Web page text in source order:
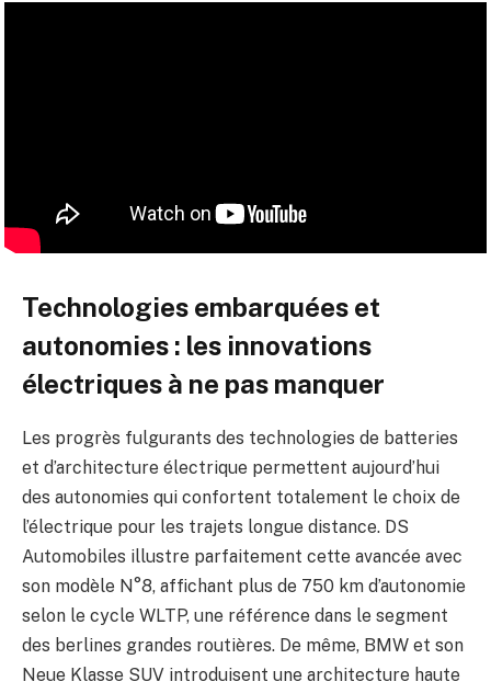
Technologies embarquées et
autonomies : les innovations
électriques à ne pas manquer
Les progrès fulgurants des technologies de batteries
et d’architecture électrique permettent aujourd’hui
des autonomies qui confortent totalement le choix de
l’électrique pour les trajets longue distance. DS
Automobiles illustre parfaitement cette avancée avec
son modèle N°8, affichant plus de 750 km d’autonomie
selon le cycle WLTP, une référence dans le segment
des berlines grandes routières. De même, BMW et son
Neue Klasse SUV introduisent une architecture haute